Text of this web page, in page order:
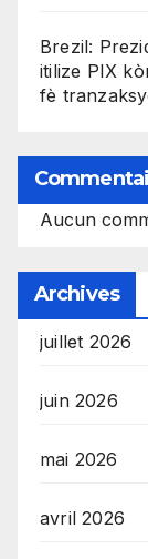
Brezil:
itilize PIX
fè
Aucun
Archives
juillet 2026
juin 2026
mai 2026
avril 2026